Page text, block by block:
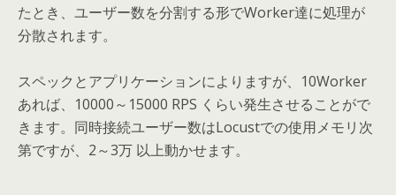
たとき、ユーザー数を分割する形でWorker達に処理が
分散されます。
スペックとアプリケーションによりますが、10Worker
あれば、10000～15000 RPS くらい発生させることがで
きます。同時接続ユーザー数はLocustでの使用メモリ次
第ですが、2～3万 以上動かせます。